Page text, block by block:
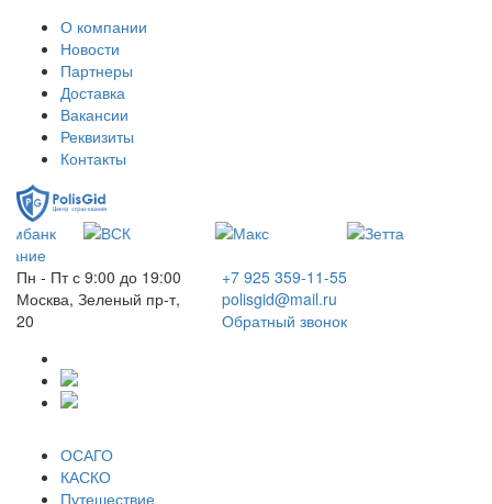
О компании
Новости
Партнеры
Доставка
Вакансии
Реквизиты
Контакты
Пн - Пт с 9:00 до 19:00
Москва, Зеленый пр-т,
20
+7 925 359-11-55
polisgid@mail.ru
Обратный звонок
ОСАГО
КАСКО
Путешествие